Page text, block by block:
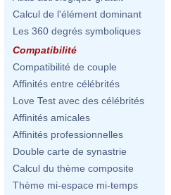
Calcul de l'élément dominant
Les 360 degrés symboliques
Compatibilité
Compatibilité de couple
Affinités entre célébrités
Love Test avec des célébrités
Affinités amicales
Affinités professionnelles
Double carte de synastrie
Calcul du thème composite
Thème mi-espace mi-temps